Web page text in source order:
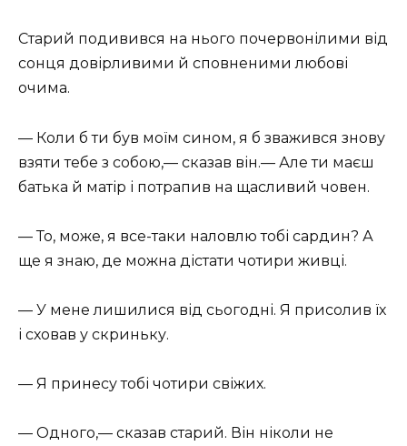
Старий подивився на нього почервонілими від
сонця довірливими й сповненими любові
очима.
— Коли б ти був моїм сином, я б зважився знову
взяти тебе з собою,— сказав він.— Але ти маєш
батька й матір і потрапив на щасливий човен.
— То, може, я все-таки наловлю тобі сардин? А
ще я знаю, де можна дістати чотири живці.
— У мене лишилися від сьогодні. Я присолив їх
і сховав у скриньку.
— Я принесу тобі чотири свіжих.
— Одного,— сказав старий. Він ніколи не